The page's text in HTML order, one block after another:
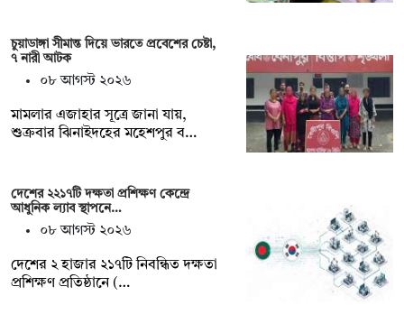
চুয়াডাঙ্গা সীমান্ত দিয়ে ভারতে প্রবেশের চেষ্টা,
৭ নারী আটক
০৮ আগস্ট ২০২৬
মামলার এজাহার সূত্রে জানা যায়,
শুক্রবার ঝিনাইদহের মহেশপুর ব…
দেশের ২২১৭টি দক্ষতা প্রশিক্ষণ কেন্দ্রে
আধুনিক ল্যাব স্থাপনে…
০৮ আগস্ট ২০২৬
দেশের ২ হাজার ২১৭টি নিবন্ধিত দক্ষতা
প্রশিক্ষণ প্রতিষ্ঠানে (…